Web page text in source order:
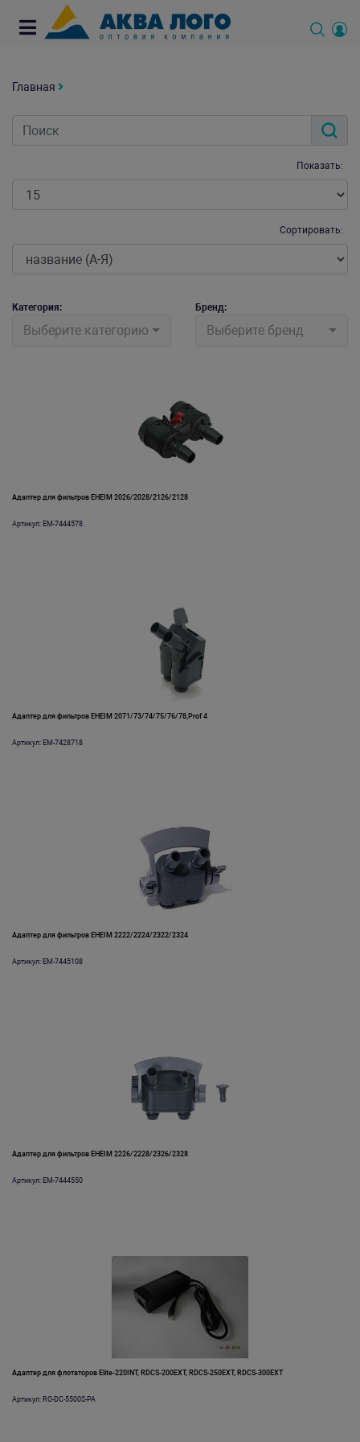
Главная
Показать:
Сортировать:
Категория:
Выберите категорию
Бренд:
Выберите бренд
Адаптер для фильтров EHEIM 2026/2028/2126/2128
Артикул: EM-7444578
Адаптер для фильтров EHEIM 2071/73/74/75/76/78,Prof 4
Артикул: EM-7428718
Адаптер для фильтров EHEIM 2222/2224/2322/2324
Артикул: EM-7445108
Адаптер для фильтров EHEIM 2226/2228/2326/2328
Артикул: EM-7444550
Адаптер для флотаторов Elite-220INT, RDCS-200EXT, RDCS-250EXT, RDCS-300EXT
Артикул: RO-DC-5500S-PA